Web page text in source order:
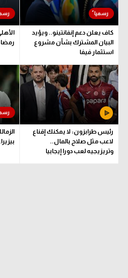
رياضة نسائية
آسيا
أمريكا
ركن الألعاب
أقسام خاصة
Gamers
ميركاتو
كاف يعلن دعم إنفانتينو.. ويؤيد
البيان المشترك بشأن مشروع
استثمار فيفا
رئيس طرابزون: لا يمكنك إقناع
لاعب مثل صلاح بالمال..
وتريزيجيه لعب دورا إيجابيا